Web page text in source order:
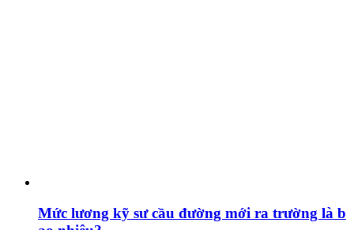
Mức lương kỹ sư cầu đường mới ra trường là b